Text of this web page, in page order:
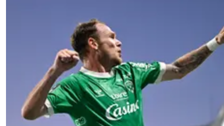
Je savais même pas que le Kazakhstan était en Europe,
moi...Apparement Bordeaux fera le plus long trajet
de l'histoire es clubs Français.
Répondre
tusitala 08 août 2015 à 8:51 +0
Et le Boukistan...? Tu connais...?
0+ Répondre